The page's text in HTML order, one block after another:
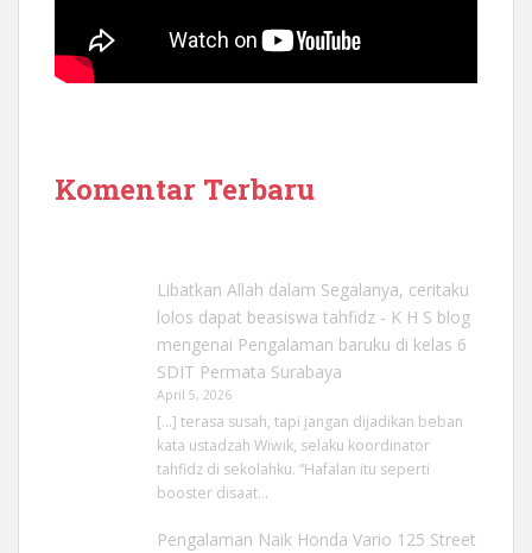
Komentar Terbaru
Libatkan Allah dalam Segalanya, ceritaku
lolos dapat beasiswa tahfidz - K H S blog
mengenai Pengalaman baruku di kelas 6
SDIT Permata Surabaya
April 5, 2026
[…] terasa susah, tapi jangan dijadikan beban
kata ustadzah Wiwik, selaku koordinator
tahfidz di sekolahku. “Hafalan itu seperti
booster disaat…
Pengalaman Naik Honda Vario 125 Street